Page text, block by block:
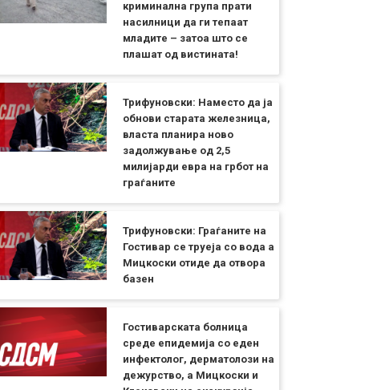
криминална група прати
насилници да ги тепаат
младите – затоа што се
плашат од вистината!
Трифуновски: Наместо да ја
обнови старата железница,
власта планира ново
задолжување од 2,5
милијарди евра на грбот на
граѓаните
Трифуновски: Граѓаните на
Гостивар се труеја со вода а
Мицкоски отиде да отвора
базен
Гостиварската болница
среде епидемија со еден
инфектолог, дерматолози на
дежурство, а Мицкоски и